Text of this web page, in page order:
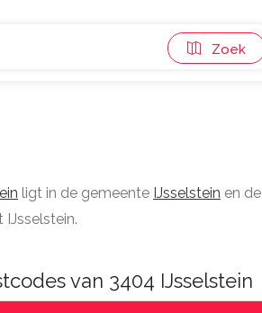
Zoek
ligt in de gemeente IJsselstein en de
van 3404 IJsselstein